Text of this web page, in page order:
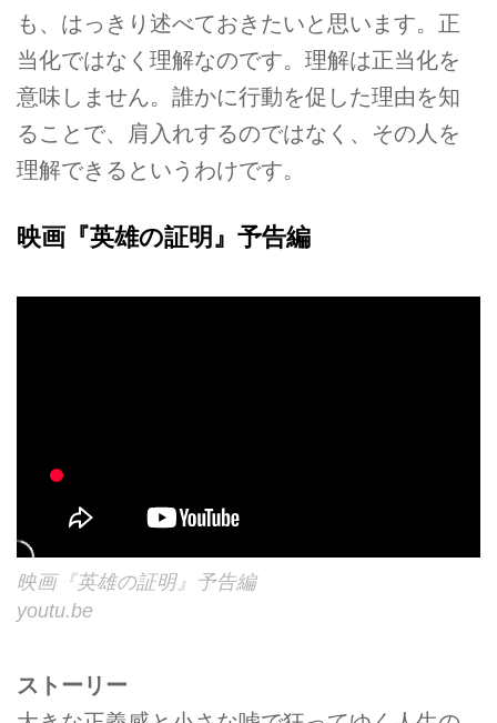
も、はっきり述べておきたいと思います。正
当化ではなく理解なのです。理解は正当化を
意味しません。誰かに行動を促した理由を知
ることで、肩入れするのではなく、その人を
理解できるというわけです。
映画『英雄の証明』予告編
映画『英雄の証明』予告編
youtu.be
ストーリー